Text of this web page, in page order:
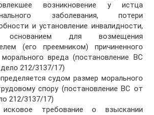
возникновение у истца
заболевания, потери
и установление инвалидности,
основанием для возмещения
(его преемником) причиненного
вреда (постановление ВС
212/3137/17)
судом размер морального
спору (постановление ВС от
212/3137/17)
требование о взыскании